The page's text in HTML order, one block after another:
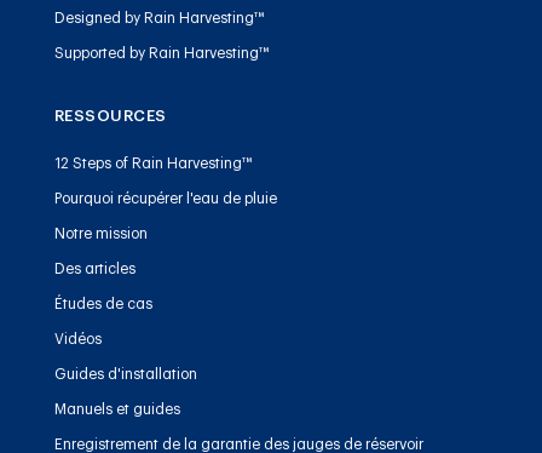
Designed by Rain Harvesting™
Supported by Rain Harvesting™
RESSOURCES
12 Steps of Rain Harvesting™
Pourquoi récupérer l'eau de pluie
Notre mission
Des articles
Études de cas
Vidéos
Guides d'installation
Manuels et guides
Enregistrement de la garantie des jauges de réservoir